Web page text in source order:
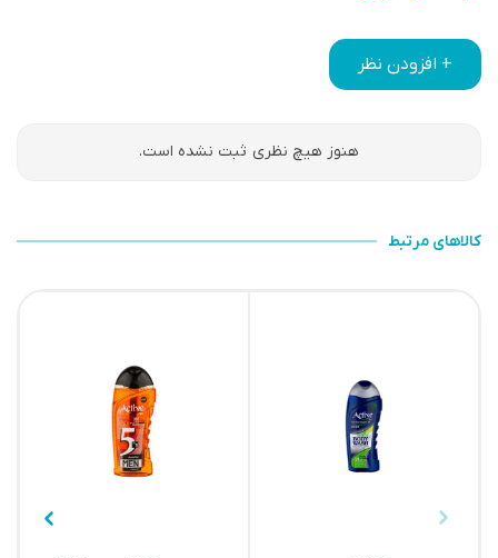
+ افزودن نظر
هنوز هیچ نظری ثبت نشده است.
کالاهای مرتبط